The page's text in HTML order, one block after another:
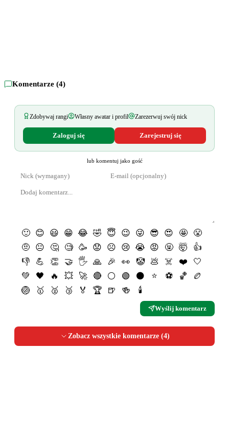
Komentarze (4)
Zdobywaj rangi Własny awatar i profil Zarezerwuj swój nick
Zaloguj się Zarejestruj się
lub komentuj jako gość
🙂 😊 😃 😁 😂 🤣 😇 😉 😜 😎 😍 🤩
😤
🤨
😐 🤔 🧐 🥳 😟 ☹️ 😢 😭 😡 🤬 🤯
👍
👎
💪 👏 🤝 🖐 🙏 🎉 👀 🤡 💩 ☠️ ❤️
🤍
💚
🖤 🔥 💥 🚀 🔴 ⚪️ 🟢 ⚫️ ⭐️ ⚽️ 🏀
🏉
🏐
🥇 🥈 🥉 🏅 🏆 🍺 🍻 🕯
Wyślij komentarz
Zobacz wszystkie komentarze (4)